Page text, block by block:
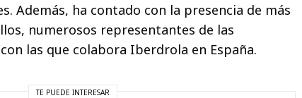
Además, ha contado con la presencia de más
numerosos representantes de las
las que colabora Iberdrola en España.
TE PUEDE INTERESAR